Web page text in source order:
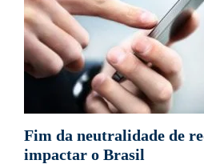
Fim da neutralidade de
impactar o Brasil